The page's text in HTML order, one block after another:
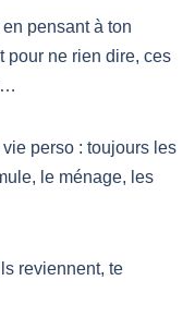
pensant à ton
pour ne rien dire, ces
perso : toujours les
le ménage, les
reviennent, te